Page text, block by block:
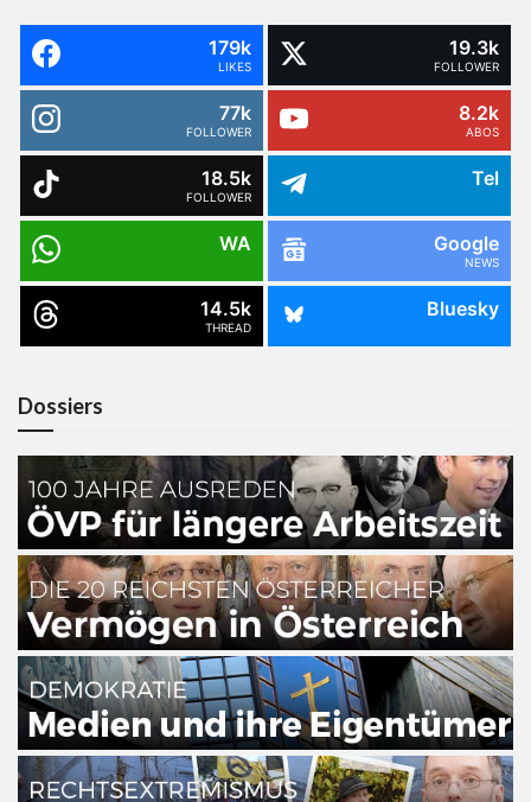
179k
LIKES
19.3k
FOLLOWER
77k
FOLLOWER
8.2k
ABOS
18.5k
FOLLOWER
Tel
WA Google
NEWS
14.5k
THREAD
Bluesky
Dossiers